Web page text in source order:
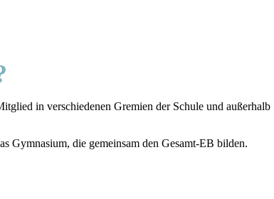
in verschiedenen Gremien der Schule und außerhalb
Gymnasium, die gemeinsam den Gesamt-EB bilden.